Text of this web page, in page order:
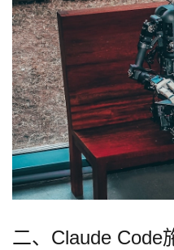
二、Claude Code